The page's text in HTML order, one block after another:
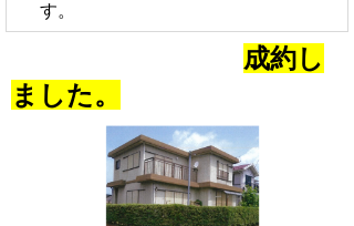
す。
成約し
ました。